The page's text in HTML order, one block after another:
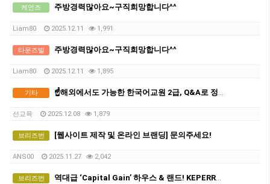
케언즈 주방경력많아요~구직희망합니다^^
Liam80 2025.12.11 1,991
타운즈빌 주방경력많아요~구직희망합니다^^
Liam80 2025.12.11 1,895
기타 ☝️해외에서도 가능한 한국어교원 2급, Q&A로 정리했다!
선교육 2025.12.08 1,879
브리즈번 [웹사이트 제작 및 온라인 브랜딩] 문의주세요!
ANS00 2025.11.27 2,042
브리즈번 역대급 ‘Capital Gain’ 하우스 & 랜드! KEPERRA, QUARRY “그곳이 알고 싶다”. 브리즈번 특별 ‘합동’ 부동산 세미나.